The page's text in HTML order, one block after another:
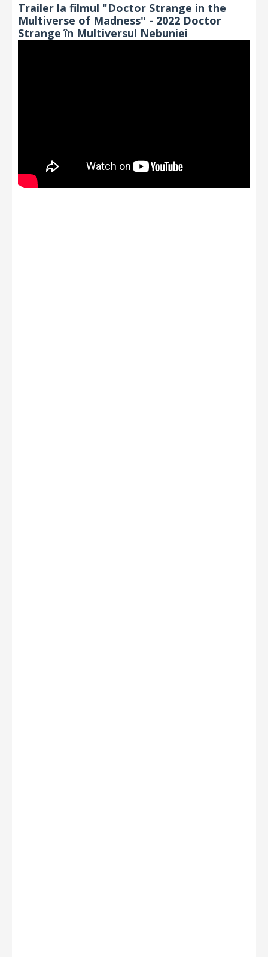
Trailer la filmul "Doctor Strange in the
Multiverse of Madness" - 2022 Doctor
Strange în Multiversul Nebuniei